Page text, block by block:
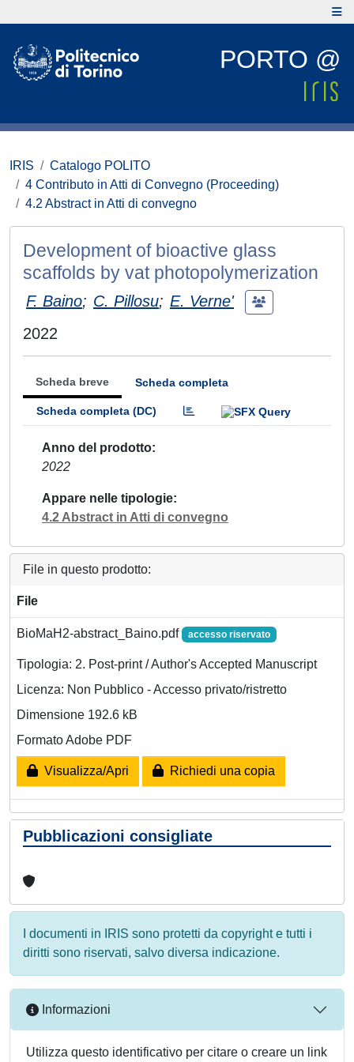
PORTO @
IRIS
Catalogo POLITO
4 Contributo in Atti di Convegno (Proceeding)
4.2 Abstract in Atti di convegno
Development of bioactive glass
scaffolds by vat photopolymerization
F. Baino; C. Pillosu; E. Verne'
2022
Scheda breve Scheda completa
Scheda completa (DC)
Anno del prodotto
2022
Appare nelle tipologie
4.2 Abstract in Atti di convegno
File in questo prodotto:
File
BioMaH2-abstract_Baino.pdf accesso riservato
Tipologia: 2. Post-print / Author's Accepted Manuscript
Licenza: Non Pubblico - Accesso privato/ristretto
Dimensione 192.6 kB
Formato Adobe PDF
Visualizza/Apri Richiedi una copia
Pubblicazioni consigliate
I documenti in IRIS sono protetti da copyright e tutti i
diritti sono riservati, salvo diversa indicazione.
Informazioni
Utilizza questo identificativo per citare o creare un link